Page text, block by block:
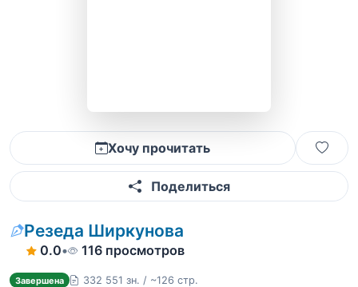
Хочу прочитать
Поделиться
Резеда Ширкунова
0.0• 116 просмотров
Завершена
332 551 зн. / ~126 стр.